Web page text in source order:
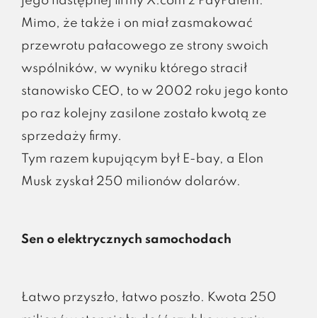
Mimo, że także i on miał zasmakować
przewrotu pałacowego ze strony swoich
wspólników, w wyniku którego stracił
stanowisko CEO, to w 2002 roku jego konto
po raz kolejny zasilone zostało kwotą ze
sprzedaży firmy.
Tym razem kupującym był E-bay, a Elon
Musk zyskał 250 milionów dolarów.
Sen o elektrycznych samochodach
Łatwo przyszło, łatwo poszło. Kwota 250